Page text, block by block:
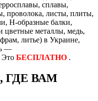
сплавы,
проволока, листы, плиты,
H-образные балки,
цветные металлы, медь,
литье) в Украине,
—
Это БЕСПЛАТНО .
ГДЕ ВАМ